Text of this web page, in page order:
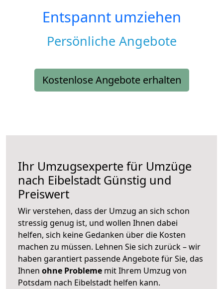
Entspannt umziehen
Persönliche Angebote
Kostenlose Angebote erhalten
Ihr Umzugsexperte für Umzüge
nach Eibelstadt Günstig und
Preiswert
Wir verstehen, dass der Umzug an sich schon
stressig genug ist, und wollen Ihnen dabei
helfen, sich keine Gedanken über die Kosten
machen zu müssen. Lehnen Sie sich zurück – wir
haben garantiert passende Angebote für Sie, das
Ihnen ohne Probleme mit Ihrem Umzug von
Potsdam nach Eibelstadt helfen kann.